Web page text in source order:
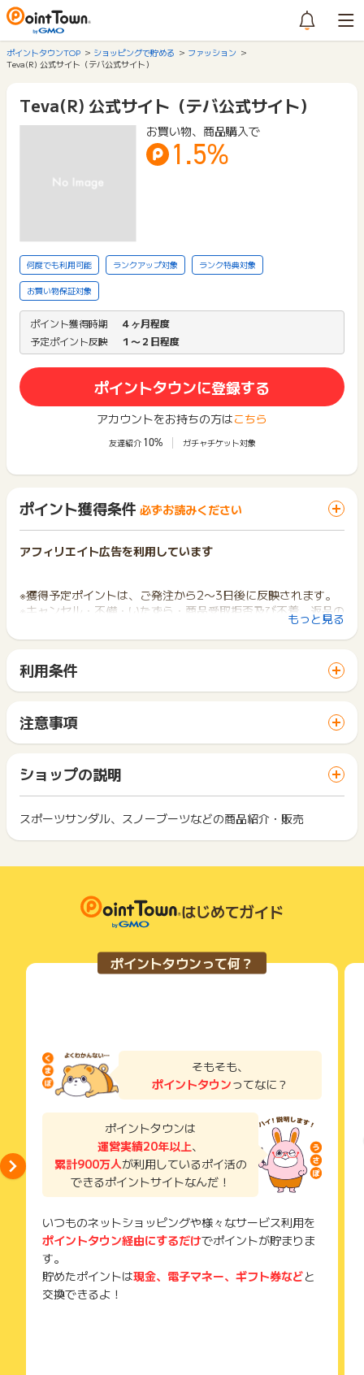
ポイントタウンTOP ショッピングで貯める
ファッション
Teva(R) 公式サイト（テバ公式サイト）
Teva(R) 公式サイト（テバ公式サイト）
お買い物、商品購入で
1.5%
何度でも利用可能 ランクアップ対象 ランク特典対象
お買い物保証対象
ポイント獲得時期
４ヶ月程度
予定ポイント反映
１〜２日程度
ポイントタウンに登録する
アカウントをお持ちの方はこちら
友達紹介 10% ガチャチケット対象
ポイント獲得条件 必ずお読みください
アフィリエイト広告を利用しています
※獲得予定ポイントは、ご発注から2〜3日後に反映されます。
※キャンセル・不備・いたずら・商品受取拒否及び不着、返品の
※ポイントに関するお問い合わせは、
ポイントタウンのサポート
ざいます。
もっと見る
利用条件
サイトに移動してからお申し込みやお買い物が完了するまでの
間に、同じブラウザ（※）で他のサイトに移動した場合はポイン
ト獲得ができません。
「 ショッピングでポイントGET 」ボタンを押した時とサービ
ス・お買い物利用時で、デバイス・ブラウザが異なる場合はポ
イント獲得ができません。
2回以上同じお買い物・サービスをご利用される場合は、毎回
ポイントタウンに戻り、「 ショッピングでポイントGET 」ボ
得無効」となる可能性があります。
・同一端末や同一世帯で、繰り返し利用不可のサービス・お買
い物を複数回ご利用された場合
て一度でも同サービス・お買い物を利用されたことがある場合
ご利用前には、Cookieの削除をおこなっていただくことを推奨
ださい。
各サービス・お買い物に掲載されている獲得条件を必ずよくお
読みください。
了などのメールは、ポイント獲得するまで必ず保管してくださ
獲得待ち・獲得失敗の状態でお問い合わせされる際に、該当の
メールを送っていただく場合がございます。
そのため、紛失・破棄された場合は対応いたしかねますので、
ご注意ください。
(※) SafariやChromeなどwebサイトを表示するアプリのこと
注意事項
一部のサービスにつきましては、1商品につき10円単位の金額
は切り捨てとなります。
ポイント獲得が1ポイント未満のものは切り捨てとなり、ポイ
ント履歴には記載されません。
原則として広告主側のポイント等を利用して支払われた金額分
につきましては、ポイントタウンのポイント獲得の対象には含
商品の交換や一部でもキャンセルされた場合、ポイントが無効
になる可能性もございます。
各サービス・お買い物の獲得ポイントや獲得条件、キャンペー
れた時点の条件が適用されます。
条件を達成しているかどうかは各広告主ではなく、代理店が行
り、急遽終了となる場合がございます。
広告に遷移しない場合は掲載が終了となっておりポイントが獲
得できませんので、ご注意くださいませ。
※キャンセル・不備・いたずら・商品受取拒否及び不着、返品の
場合はポイント獲得対象外です。
ショップの説明
スポーツサンダル、スノーブーツなどの商品紹介・販売
はじめてガイド
ポイントタウンって何？
そもそも、
ポイントタウンってなに？
ポイントタウンは
運営実績20年以上、
累計900万人が利用しているポイ活の
できるポイントサイトなんだ！
いつものネットショッピングや様々なサービス利用を
ポイントタウン経由にするだけでポイントが貯まりま
す。
貯めたポイントは現金、電子マネー、ギフト券などと
交換できるよ！